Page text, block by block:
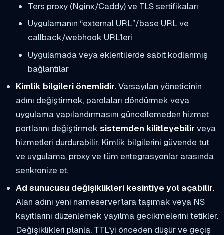
Ters proxy (Nginx/Caddy) ve TLS sertifikaları
Uygulamanın “external URL”/base URL ve
callback/webhook URL'leri
Uygulamada veya eklentilerde sabit kodlanmış
bağlantılar
Kimlik bilgileri önemlidir.Varsayılan yöneticinin
adını değiştirmek, parolaları döndürmek veya
uygulama yapılandırmasını güncellemeden hizmet
portlarını değiştirmek sistemden kilitleyebilir veya
hizmetleri durdurabilir. Kimlik bilgilerini güvende tut
ve uygulama, proxy ve tüm entegrasyonlar arasında
senkronize et.
Ad sunucusu değişiklikleri kesintiye yol açabilir.
Alan adını yeni nameserver'lara taşımak veya NS
kayıtlarını düzenlemek yayılma gecikmelerini tetikler.
Değişiklikleri planla, TTL'yi önceden düşür ve geçiş